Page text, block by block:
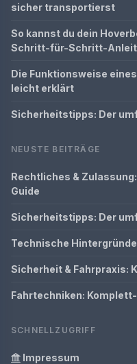
sicher transportierst
So kannst du dein
Schritt-für-Schritt-
Die Funktionsweise
leicht erklärt
Sicherheitstipps: Der
NEUSTE BEITRÄGE
Rechtliches &
Guide
Sicherheitstipps: Der
Technische
Sicherheit & Fahrpraxis:
Fahrtechniken:
SCHNELLZUGRIFF
Impressum